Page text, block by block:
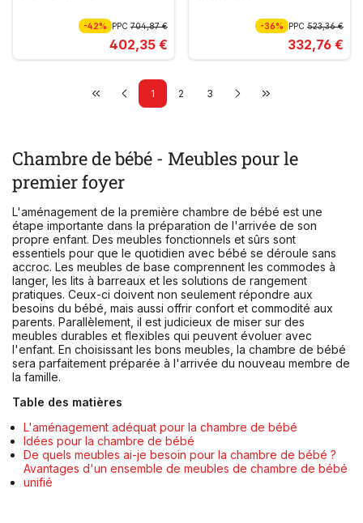
-42% PPC 704,87 €
402,35 €
-36% PPC523,36 €
332,76 €
1 2 3
Chambre de bébé - Meubles pour le
premier foyer
L'aménagement de la première chambre de bébé est une
étape importante dans la préparation de l'arrivée de son
propre enfant. Des meubles fonctionnels et sûrs sont
essentiels pour que le quotidien avec bébé se déroule sans
accroc. Les meubles de base comprennent les commodes à
langer, les lits à barreaux et les solutions de rangement
pratiques. Ceux-ci doivent non seulement répondre aux
besoins du bébé, mais aussi offrir confort et commodité aux
parents. Parallèlement, il est judicieux de miser sur des
meubles durables et flexibles qui peuvent évoluer avec
l'enfant. En choisissant les bons meubles, la chambre de bébé
sera parfaitement préparée à l'arrivée du nouveau membre de
la famille.
Table des matières
L'aménagement adéquat pour la chambre de bébé
Idées pour la chambre de bébé
De quels meubles ai-je besoin pour la chambre de bébé ?
Avantages d'un ensemble de meubles de chambre de bébé
unifié